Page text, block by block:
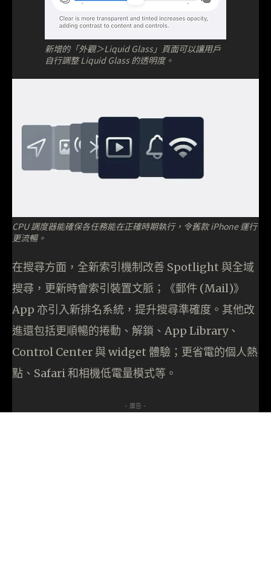
新增的「外觀＞Liquid Glass」頁面可以讓用戶
自行調整 Liquid Glass 的透明度。
CPU 調度器能確保各任務能在正確時期執行，令舊款 iPhone 運行
更流暢。
在搜尋方面，全新索引機制改善 Spotlight 與全域
搜尋，更新時會索引裝置文脈；《郵件 (Mail)》
App 亦引入新排名系統，提升搜尋準確度。其他改
進還包括更順暢的捲動、解鎖、App Library、
Control Center 與 widget 體驗；更省電的個人熱
點、Safari 和相機低電量模式等。
- 廣告 -